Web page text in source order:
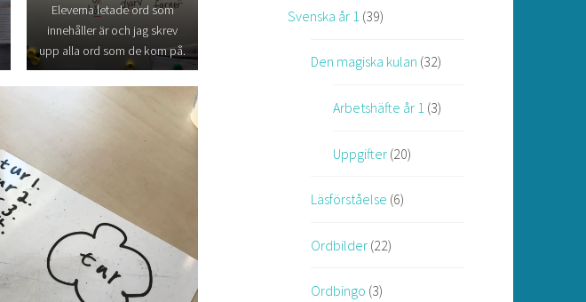
Eleverna letade ord som
innehåller är och jag skrev
upp alla ord som de kom på.
Svenska år 1 (39)
Den magiska kulan (32)
Arbetshäfte år 1 (3)
Uppgifter (20)
Läsförståelse (6)
Ordbilder(22)
Ordbingo (3)